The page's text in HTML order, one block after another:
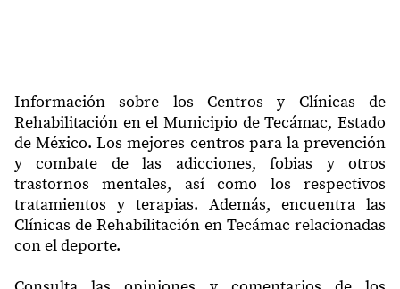
Información sobre los Centros y Clínicas de
Rehabilitación en el Municipio de Tecámac, Estado
de México. Los mejores centros para la prevención
y combate de las adicciones, fobias y otros
trastornos mentales, así como los respectivos
tratamientos y terapias. Además, encuentra las
Clínicas de Rehabilitación en Tecámac relacionadas
con el deporte.